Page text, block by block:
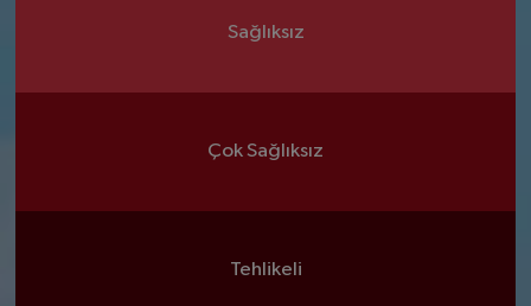
Sağlıksız
Çok Sağlıksız
Tehlikeli